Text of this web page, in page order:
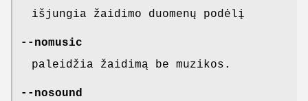
išjungia žaidimo duomenų podėlį
--nomusic
paleidžia žaidimą be muzikos.
--nosound